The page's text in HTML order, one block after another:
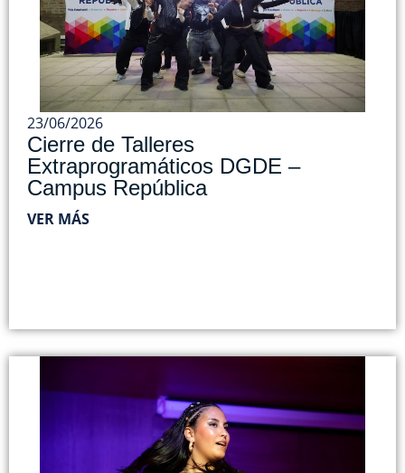
23/06/2026
Cierre de Talleres
Extraprogramáticos DGDE –
Campus República
VER MÁS